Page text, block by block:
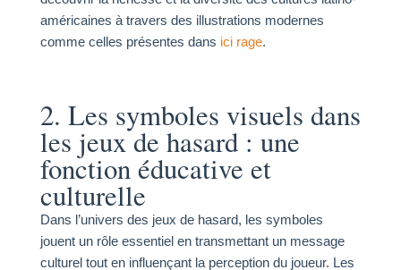
américaines à travers des illustrations modernes
comme celles présentes dans ici rage.
2. Les symboles visuels dans
les jeux de hasard : une
fonction éducative et
culturelle
Dans l’univers des jeux de hasard, les symboles
jouent un rôle essentiel en transmettant un message
culturel tout en influençant la perception du joueur. Les